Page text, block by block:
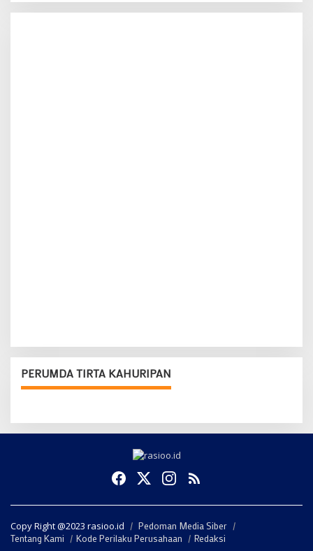
PERUMDA TIRTA KAHURIPAN
Copy Right @2023 rasioo.id
Pedoman Media Siber
Tentang Kami
Kode Perilaku Perusahaan Redaksi